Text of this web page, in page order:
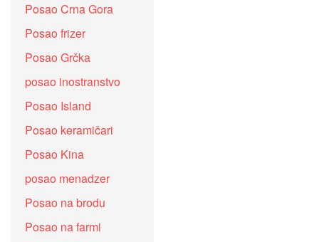
Posao Crna Gora
Posao frizer
Posao Grčka
posao inostranstvo
Posao Island
Posao keramičari
Posao Kina
posao menadzer
Posao na brodu
Posao na farmi